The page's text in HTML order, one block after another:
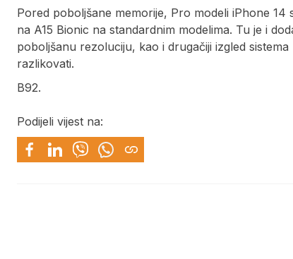
Pored poboljšane memorije, Pro modeli iPhone
na A15 Bionic na standardnim modelima. Tu je i
poboljšanu rezoluciju, kao i drugačiji izgled
razlikovati.
B92.
Podijeli vijest na: